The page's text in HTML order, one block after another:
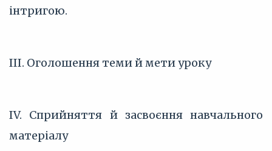
інтригою.
III. Оголошення теми й мети уроку
IV. Сприйняття й засвоєння навчального
матеріалу